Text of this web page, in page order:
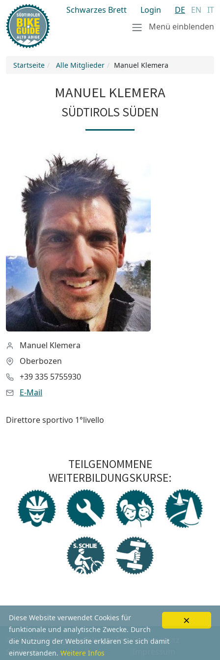
Schwarzes Brett Login DE EN IT
Menü einblenden
Startseite Alle Mitglieder Manuel Klemera
MANUEL KLEMERA
SÜDTIROLS SÜDEN
Manuel Klemera
Oberbozen
+39 335 5755930
E-Mail
Direttore sportivo 1°livello
TEILGENOMMENE
WEITERBILDUNGSKURSE:
© 2026Vereinigung Bikeguides
Südtirol
Datenschutz
×
Diese Website verwendet Cookies für
funktionale und analytische Zwecke. Durch
die Nutzung der Website erklären Sie sich damit
einverstanden. Weitere Infos